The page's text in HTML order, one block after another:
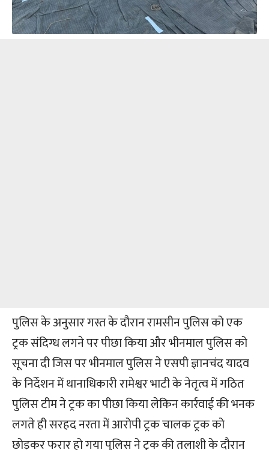
पुलिस के अनुसार गस्त के दौरान रामसीन पुलिस को एक
ट्रक संदिग्ध लगने पर पीछा किया और भीनमाल पुलिस को
सूचना दी जिस पर भीनमाल पुलिस ने एसपी ज्ञानचंद यादव
के निर्देशन में थानाधिकारी रामेश्वर भाटी के नेतृत्व में गठित
पुलिस टीम ने ट्रक का पीछा किया लेकिन कार्रवाई की भनक
लगते ही सरहद नरता में आरोपी ट्रक चालक ट्रक को
छोड़कर फरार हो गया पुलिस ने ट्रक की तलाशी के दौरान